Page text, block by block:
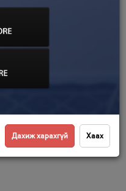
Дахиж харахгүй Хаах